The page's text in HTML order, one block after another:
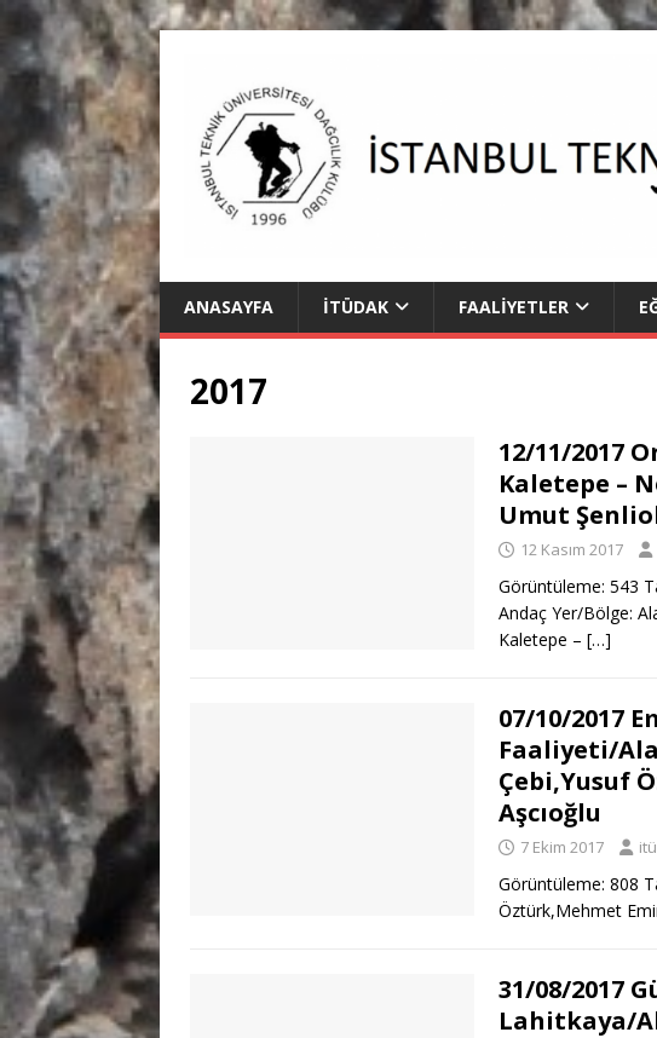
ANASAYFA İTÜDAK FAALIYETLER
2017
12/11/2017
Kaletepe –
Umut
12 Kasım 2017
Görüntüleme: 543
Andaç Yer/Bölge:
Kaletepe – […]
07/10/2017
Faaliyeti/
Çebi,Yusuf
Aşcıoğlu
7 Ekim 2017
Görüntüleme: 808
Öztürk,Mehmet
31/08/2017
Lahitkaya/